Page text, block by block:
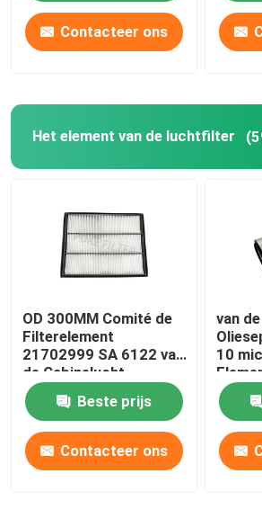
Contacteer ons
Het element van de luchtfilter
OD 300MM Comité de
Filterelement
21702999 SA 6122 van
de Cabinelucht
Beste prijs
Contacteer ons
van
10
van